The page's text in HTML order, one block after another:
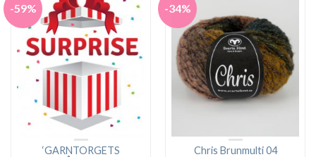
-59%
‘GARNTORGETS
-34%
Chris Brunmulti 04